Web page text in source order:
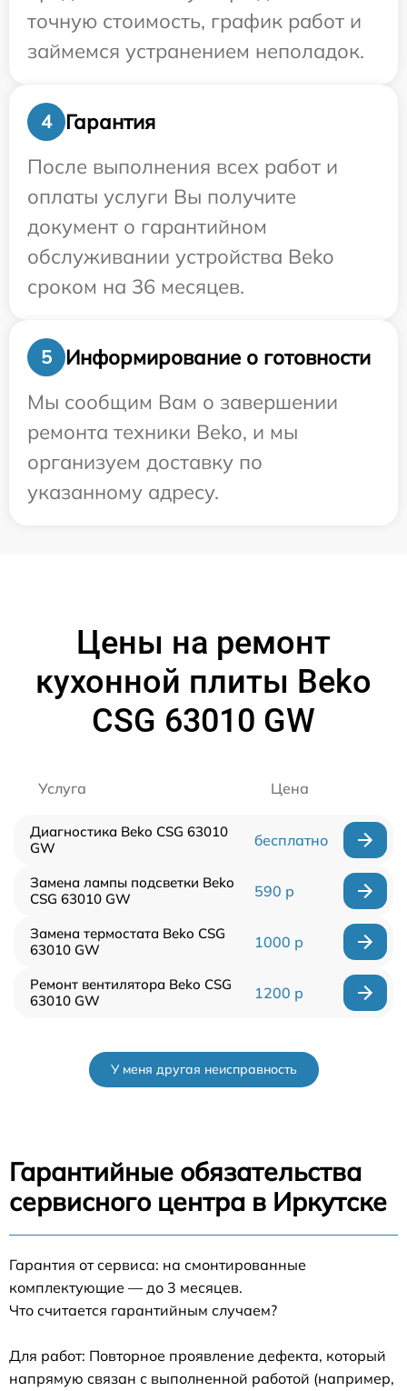
точную стоимость, график работ и
займемся устранением неполадок.
4
Гарантия
После выполнения всех работ и
оплаты услуги Вы получите
документ о гарантийном
обслуживании устройства Beko
сроком на 36 месяцев.
5
Информирование о готовности
Мы сообщим Вам о завершении
ремонта техники Beko, и мы
организуем доставку по
указанному адресу.
Цены на ремонт
кухонной плиты Beko
CSG 63010 GW
Услуга Цена
Диагностика Beko CSG 63010
GW
бесплатно
Замена лампы подсветки Beko
CSG 63010 GW
590 р
Замена термостата Beko CSG
63010 GW
1000 р
Ремонт вентилятора Beko CSG
63010 GW
1200 р
У меня другая неисправность
Гарантийные обязательства
сервисного центра в Иркутске
Гарантия от сервиса: на смонтированные
комплектующие — до 3 месяцев.
Что считается гарантийным случаем?
Для работ: Повторное проявление дефекта, который
напрямую связан с выполненной работой (например,